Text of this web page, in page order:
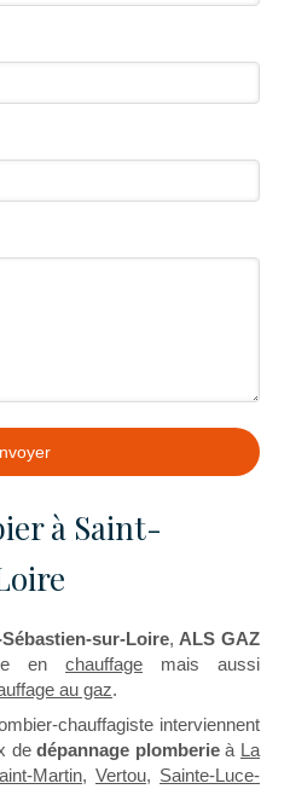
à Saint-
sur-Loire, ALS GAZ
en chauffage mais aussi
au gaz.
chauffagiste interviennent
dedépannage plomberieà La
Martin, Vertou, Sainte-Luce-